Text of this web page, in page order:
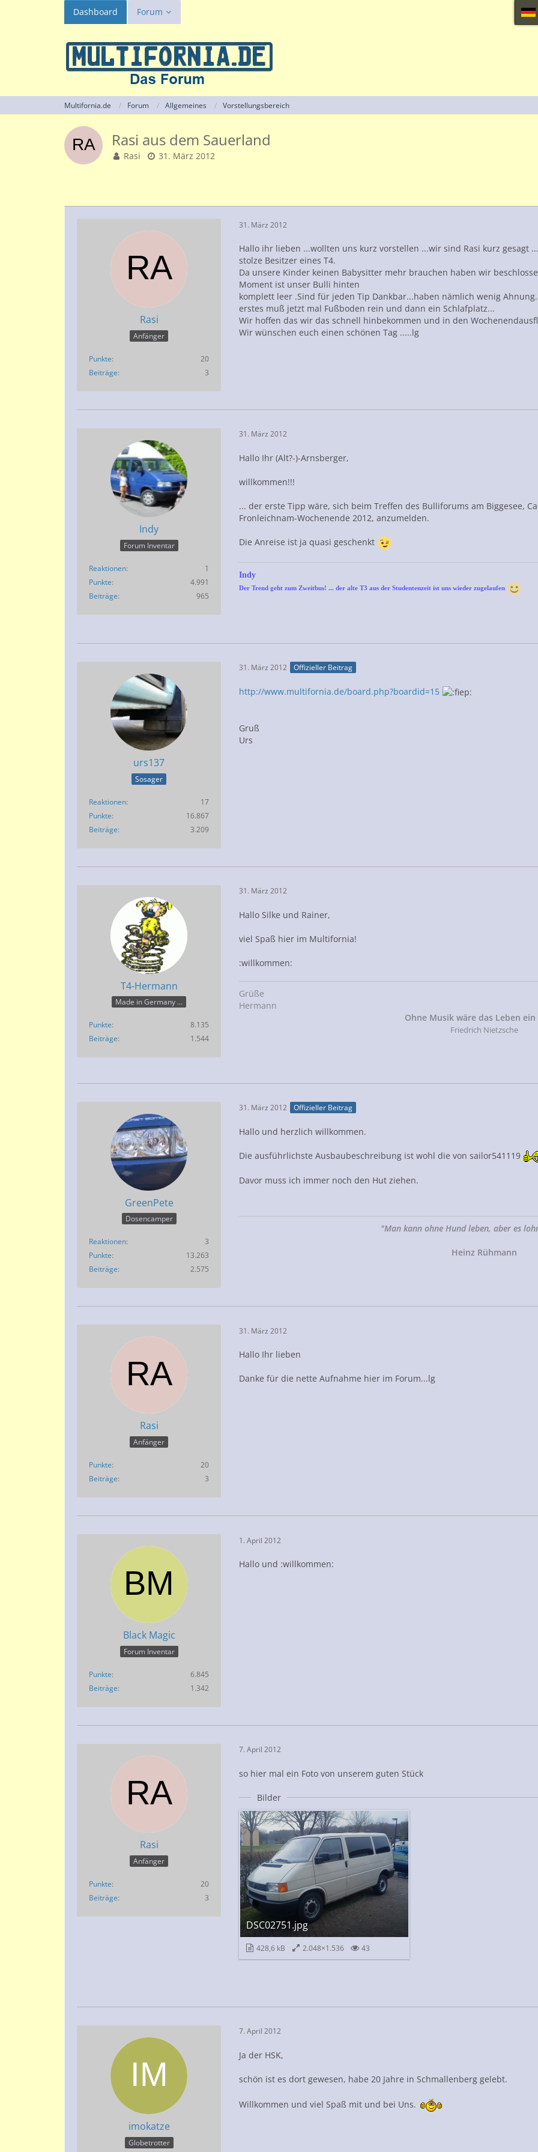
Dashboard Forum
Multifornia.de Forum Allgemeines Vorstellungsbereich
Rasi aus dem Sauerland
Rasi 31. März 2012
Rasi
Anfänger
Punkte
20
Beiträge
3
31. März 2012
Hallo ihr lieben ...wollten uns kurz vorstellen ...wir sind Rasi kurz gesagt
stolze Besitzer eines T4.
Da unsere Kinder keinen Babysitter mehr brauchen haben wir
Moment ist unser Bulli hinten
komplett leer .Sind für jeden Tip Dankbar...haben nämlich wenig
erstes muß jetzt mal Fußboden rein und dann ein Schlafplatz...
Wir hoffen das wir das schnell hinbekommen und in den
Wir wünschen euch einen schönen Tag .....lg
Indy
Forum Inventar
Reaktionen
1
Punkte
4.991
Beiträge
965
31. März 2012
Hallo Ihr (Alt?-)-Arnsberger,
willkommen!!!
... der erste Tipp wäre, sich beim Treffen des Bulliforums am Biggesee,
Fronleichnam-Wochenende 2012, anzumelden.
Die Anreise ist ja quasi geschenkt
Indy
Der Trend geht zum Zweitbus! ... der alte T3 aus der Studentenzeit ist uns wieder zugelaufen
urs137
Sosager
Reaktionen
17
Punkte
16.867
Beiträge
3.209
31. März 2012 Offizieller Beitrag
http://www.multifornia.de/board.php?boardid=15
Gruß
Urs
T4-Hermann
Made in Germany ...
Punkte
8.135
Beiträge
1.544
31. März 2012
Hallo Silke und Rainer,
viel Spaß hier im Multifornia!
:willkommen:
Grüße
Hermann
Ohne Musik wäre das Leben
Friedrich Nietzsche
GreenPete
Dosencamper
Reaktionen
3
Punkte
13.263
Beiträge
2.575
31. März 2012 Offizieller Beitrag
Hallo und herzlich willkommen.
Die ausführlichste Ausbaubeschreibung ist wohl die von sailor541119
Davor muss ich immer noch den Hut ziehen.
"Man kann ohne Hund leben, aber es
Heinz Rühmann
Rasi
Anfänger
Punkte
20
Beiträge
3
31. März 2012
Hallo Ihr lieben
Danke für die nette Aufnahme hier im Forum...lg
Black Magic
Forum Inventar
Punkte
6.845
Beiträge
1.342
1. April 2012
Hallo und :willkommen:
Rasi
Anfänger
Punkte
20
Beiträge
3
7. April 2012
so hier mal ein Foto von unserem guten Stück
Bilder
DSC02751.jpg
428,6 kB 2.048×1.536 43
imokatze
Globetrotter
7. April 2012
Ja der HSK,
schön ist es dort gewesen, habe 20 Jahre in Schmallenberg gelebt.
Willkommen und viel Spaß mit und bei Uns.